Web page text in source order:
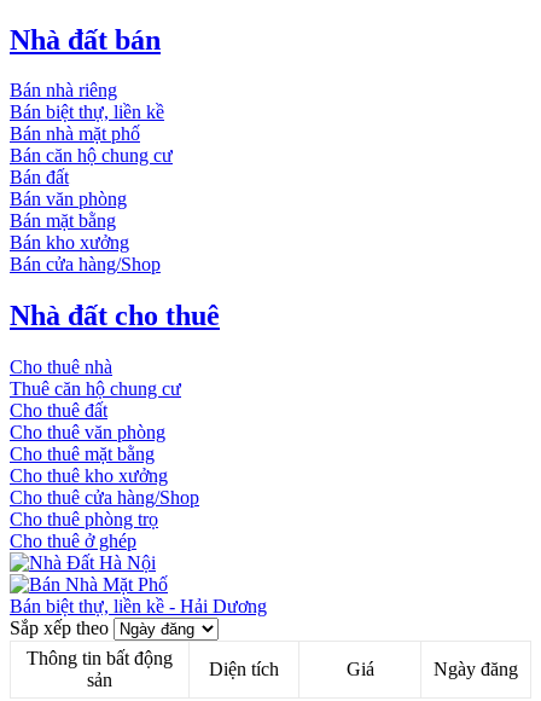
Nhà đất bán
Bán nhà riêng
Bán biệt thự, liền kề
Bán nhà mặt phố
Bán căn hộ chung cư
Bán đất
Bán văn phòng
Bán mặt bằng
Bán kho xưởng
Bán cửa hàng/Shop
Nhà đất cho thuê
Cho thuê nhà
Thuê căn hộ chung cư
Cho thuê đất
Cho thuê văn phòng
Cho thuê mặt bằng
Cho thuê kho xưởng
Cho thuê cửa hàng/Shop
Cho thuê phòng trọ
Cho thuê ở ghép
Bán biệt thự, liền kề - Hải Dương
Sắp xếp theo
Thông tin bất động
sản
Diện tích Giá Ngày đăng